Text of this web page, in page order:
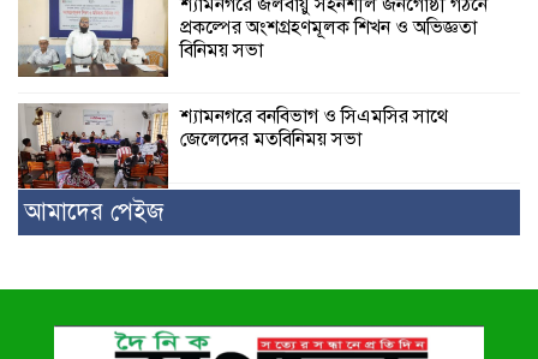
শ্যামনগরে জলবায়ু সহনশীল জনগোষ্ঠী গঠনে
প্রকল্পের অংশগ্রহণমূলক শিখন ও অভিজ্ঞতা
বিনিময় সভা
শ্যামনগরে বনবিভাগ ও সিএমসির সাথে
জেলেদের মতবিনিময় সভা
আমাদের পেইজ